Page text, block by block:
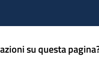
su questa